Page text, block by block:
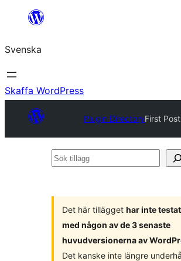
Hoppa
innehåll
Svenska
Skaffa WordPress
Plugin DirectoryFirst
Sök
Det här tillägget har inte
med någon av de 3 senaste
huvudversionerna av
Det kanske inte längre